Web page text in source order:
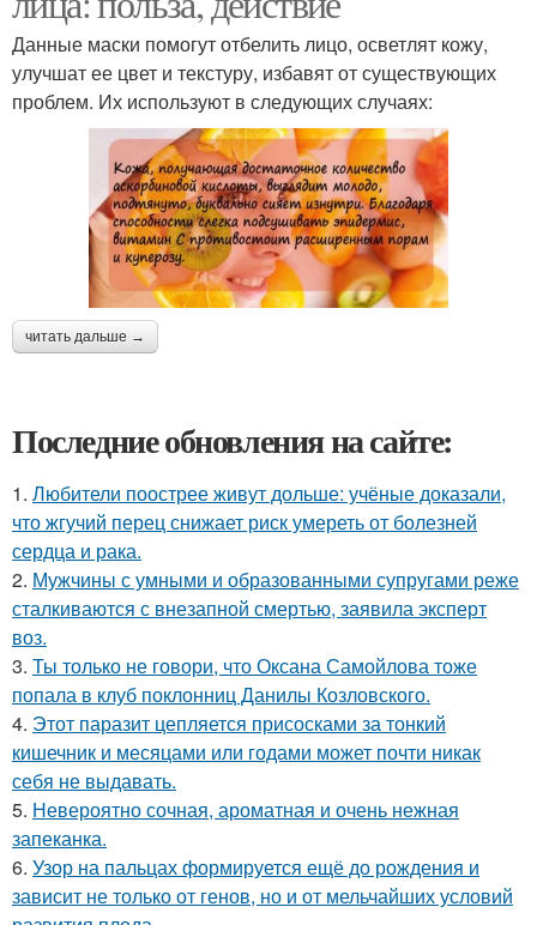
Данные маски помогут отбелить лицо, осветлят кожу,
улучшат ее цвет и текстуру, избавят от существующих
проблем. Их используют в следующих случаях:
читать дальше →
Последние обновления на сайте:
1. Любители поострее живут дольше: учёные доказали,
что жгучий перец снижает риск умереть от болезней
сердца и рака.
2. Мужчины с умными и образованными супругами реже
сталкиваются с внезапной смертью, заявила эксперт
воз.
3. Ты только не говори, что Оксана Самойлова тоже
попала в клуб поклонниц Данилы Козловского.
4. Этот паразит цепляется присосками за тонкий
кишечник и месяцами или годами может почти никак
себя не выдавать.
5. Невероятно сочная, ароматная и очень нежная
запеканка.
6. Узор на пальцах формируется ещё до рождения и
зависит не только от генов, но и от мельчайших условий